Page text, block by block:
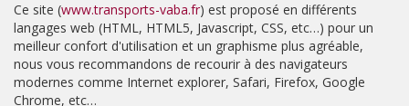
Ce site (www.transports-vaba.fr) est proposé en différents
langages web (HTML, HTML5, Javascript, CSS, etc…) pour un
meilleur confort d'utilisation et un graphisme plus agréable,
nous vous recommandons de recourir à des navigateurs
modernes comme Internet explorer, Safari, Firefox, Google
Chrome, etc…